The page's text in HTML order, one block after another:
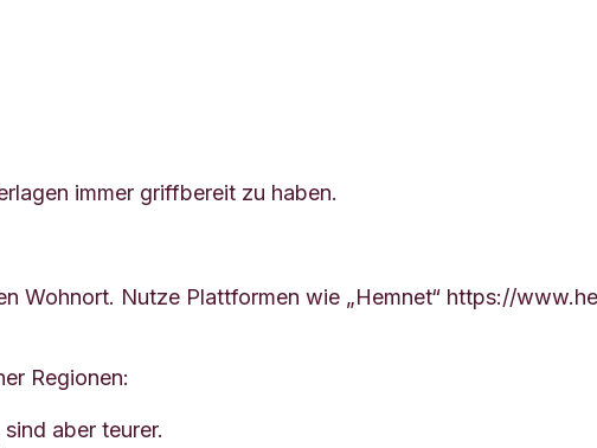
immer griffbereit zu haben.
Wohnort. Nutze Plattformen wie „Hemnet“ https://
Regionen:
aber teurer.